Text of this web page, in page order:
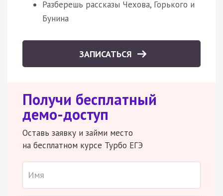
Разберешь рассказы Чехова, Горького и
Бунина
ЗАПИСАТЬСЯ
Получи бесплатный
демо-доступ
Оставь заявку и займи место
на бесплатном курсе Турбо ЕГЭ